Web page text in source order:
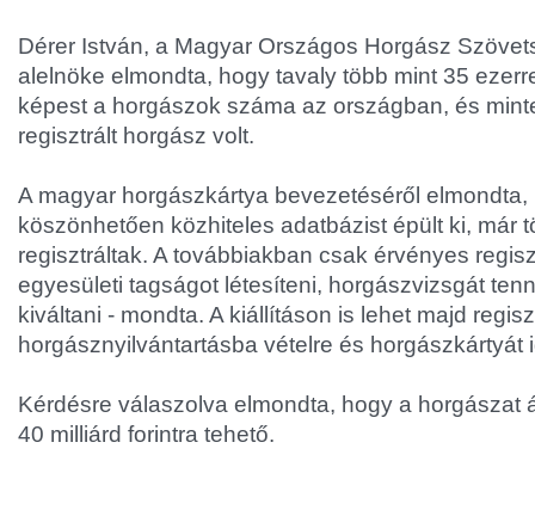
Dérer István, a Magyar Országos Horgász
alelnöke elmondta, hogy tavaly több mint 35
képest a horgászok száma az országban, és
regisztrált horgász volt.
A magyar horgászkártya bevezetéséről
köszönhetően közhiteles adatbázist épült ki, már
regisztráltak. A továbbiakban csak érvényes
egyesületi tagságot létesíteni, horgászvizsgát
kiváltani - mondta. A kiállításon is lehet majd
horgásznyilvántartásba vételre és horgászkártyát
Kérdésre válaszolva elmondta, hogy a horgászat
40 milliárd forintra tehető.